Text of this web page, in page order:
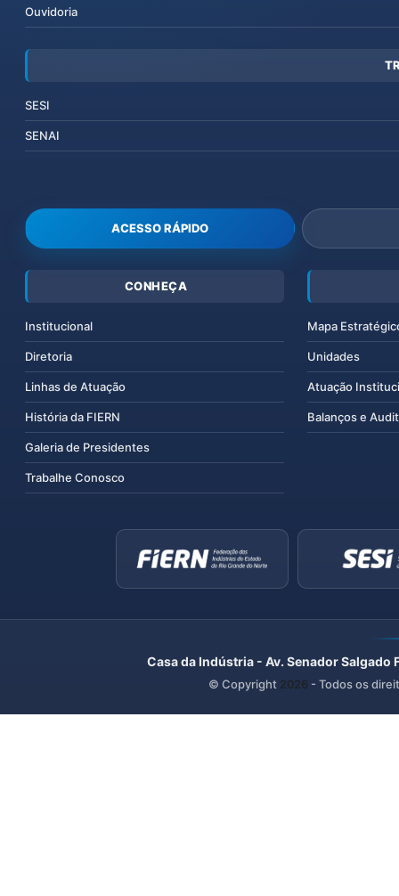
Ouvidoria
SESI
SENAI
ACESSO RÁPIDO
CONHEÇA
Institucional
Diretoria
Linhas de Atuação
História da FIERN
Galeria de Presidentes
Trabalhe Conosco
Mapa
Unidades
Atuação
Balanços e
Casa da Indústria - Av. Senador
© Copyright 2026 - Todos os